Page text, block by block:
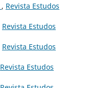
, Revista Estudos
Revista Estudos
Revista Estudos
Revista Estudos